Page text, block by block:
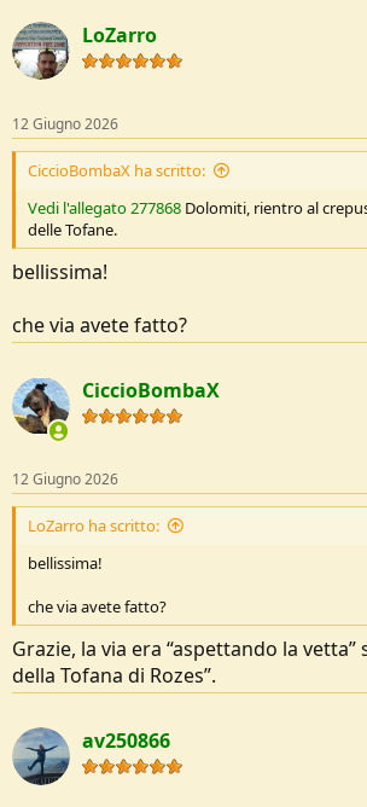
c
t
i
o
s
:
LoZarro
12 Giugno 2026
CiccioBombaX ha scritto:
Vedi l'allegato 277868 Dolomiti, rientro al
delle Tofane.
bellissima!
che via avete fatto?
CiccioBombaX
12 Giugno 2026
LoZarro ha scritto:
bellissima!
che via avete fatto?
Grazie, la via era “aspettando la
della Tofana di Rozes”.
av250866